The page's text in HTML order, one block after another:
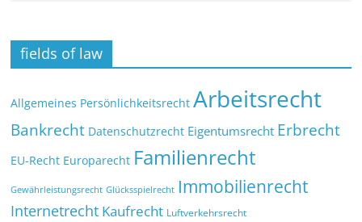
fields of law
Allgemeines Persönlichkeitsrecht Arbeitsrecht
Bankrecht Datenschutzrecht Eigentumsrecht Erbrecht
EU-Recht Europarecht Familienrecht
Gewährleistungsrecht Glücksspielrecht Immobilienrecht
Internetrecht Kaufrecht Luftverkehrsrecht